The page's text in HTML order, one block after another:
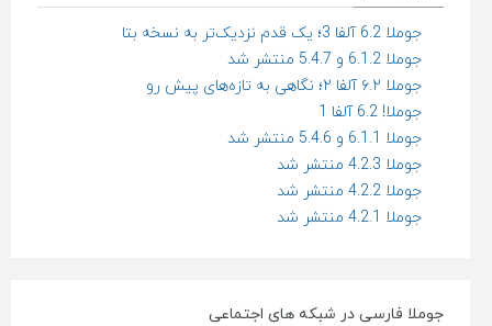
جوملا 6.2 آلفا 3؛ یک قدم نزدیک‌تر به نسخه بتا
جوملا 6.1.2 و 5.4.7 منتشر شد
جوملا ۶.۲ آلفا ۲؛ نگاهی به تازه‌های پیش رو
جوملا! 6.2 آلفا 1
جوملا 6.1.1 و 5.4.6 منتشر شد
جوملا 4.2.3 منتشر شد
جوملا 4.2.2 منتشر شد
جوملا 4.2.1 منتشر شد
جوملا فارسی در شبکه های اجتماعی